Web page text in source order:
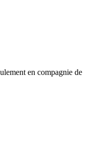
en compagnie de